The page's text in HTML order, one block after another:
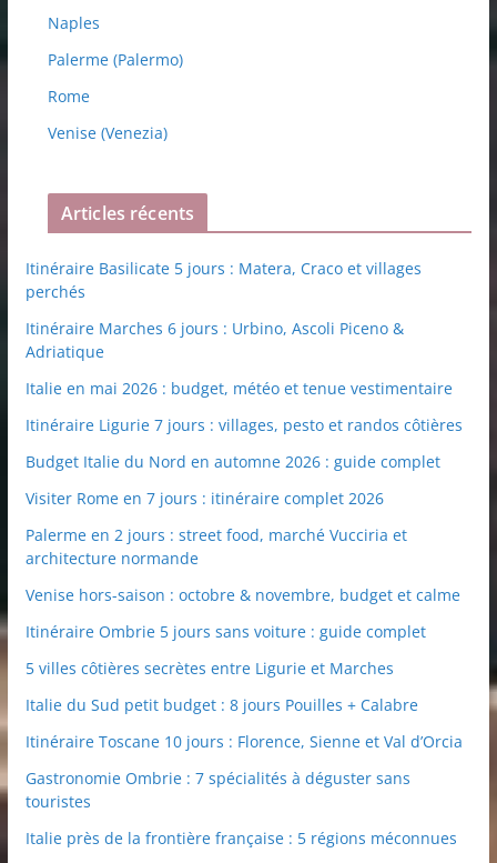
Naples
Palerme (Palermo)
Rome
Venise (Venezia)
Articles récents
Itinéraire Basilicate 5 jours : Matera, Craco et villages
perchés
Itinéraire Marches 6 jours : Urbino, Ascoli Piceno &
Adriatique
Italie en mai 2026 : budget, météo et tenue vestimentaire
Itinéraire Ligurie 7 jours : villages, pesto et randos côtières
Budget Italie du Nord en automne 2026 : guide complet
Visiter Rome en 7 jours : itinéraire complet 2026
Palerme en 2 jours : street food, marché Vucciria et
architecture normande
Venise hors-saison : octobre & novembre, budget et calme
Itinéraire Ombrie 5 jours sans voiture : guide complet
5 villes côtières secrètes entre Ligurie et Marches
Italie du Sud petit budget : 8 jours Pouilles + Calabre
Itinéraire Toscane 10 jours : Florence, Sienne et Val d’Orcia
Gastronomie Ombrie : 7 spécialités à déguster sans
touristes
Italie près de la frontière française : 5 régions méconnues